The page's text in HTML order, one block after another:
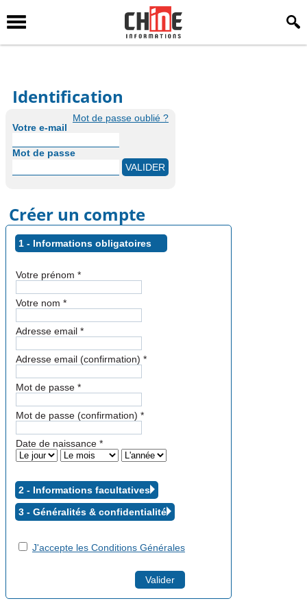
Identification
Mot de passe oublié ?
Votre e-mail
Mot de passe
Créer un compte
1 - Informations obligatoires
Votre prénom *
Votre nom *
Adresse email *
Adresse email (confirmation) *
Mot de passe *
Mot de passe (confirmation) *
Date de naissance *
2 - Informations facultatives
3 - Généralités & confidentialité
J'accepte les Conditions Générales